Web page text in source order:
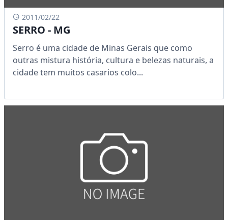
2011/02/22
SERRO - MG
Serro é uma cidade de Minas Gerais que como
outras mistura história, cultura e belezas naturais, a
cidade tem muitos casarios colo...